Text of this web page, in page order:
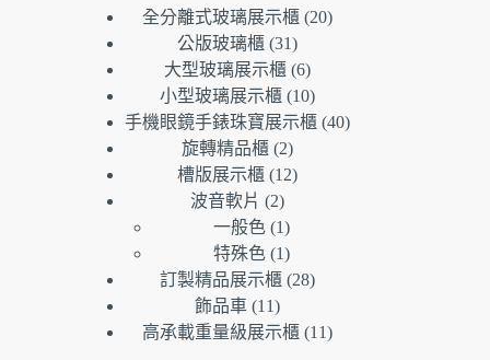
全分離式玻璃展示櫃 2020
公版玻璃櫃 3131
個
產
品
大型玻璃展示櫃 66
個
產
小型玻璃展示櫃 1010
個
手機眼鏡手錶珠寶展示櫃 4040
旋轉精品櫃 22
個
品
槽版展示櫃 1212
波音軟片 22
個
產
品
一般色 11
個
產
特殊色 11
個
品
訂製精品展示櫃 2828
產
飾品車 1111
個
高承載重量級展示櫃 1111